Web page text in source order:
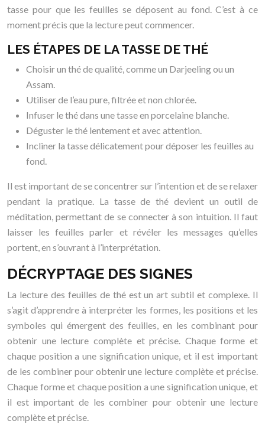
tasse pour que les feuilles se déposent au fond. C’est à ce
moment précis que la lecture peut commencer.
LES ÉTAPES DE LA TASSE DE THÉ
Choisir un thé de qualité, comme un Darjeeling ou un
Assam.
Utiliser de l’eau pure, filtrée et non chlorée.
Infuser le thé dans une tasse en porcelaine blanche.
Déguster le thé lentement et avec attention.
Incliner la tasse délicatement pour déposer les feuilles au
fond.
Il est important de se concentrer sur l’intention et de se relaxer
pendant la pratique. La tasse de thé devient un outil de
méditation, permettant de se connecter à son intuition. Il faut
laisser les feuilles parler et révéler les messages qu’elles
portent, en s’ouvrant à l’interprétation.
DÉCRYPTAGE DES SIGNES
La lecture des feuilles de thé est un art subtil et complexe. Il
s’agit d’apprendre à interpréter les formes, les positions et les
symboles qui émergent des feuilles, en les combinant pour
obtenir une lecture complète et précise. Chaque forme et
chaque position a une signification unique, et il est important
de les combiner pour obtenir une lecture complète et précise.
Chaque forme et chaque position a une signification unique, et
il est important de les combiner pour obtenir une lecture
complète et précise.